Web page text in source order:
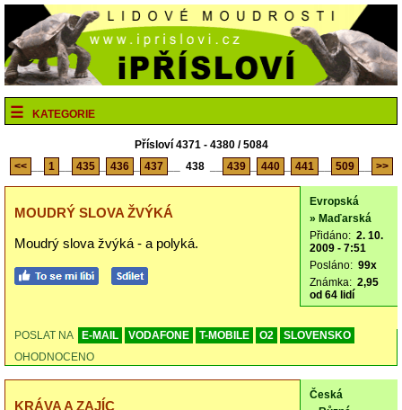
KATEGORIE
Přísloví 4371 - 4380 / 5084
<<
1 435 436 437 438 439 440 441 509 >>
MOUDRÝ SLOVA ŽVÝKÁ
Moudrý slova žvýká - a polyká.
Evropská
» Maďarská
Přidáno: 2. 10.
2009 - 7:51
Posláno: 99x
Známka: 2,95
od 64 lidí
POSLAT NA E-MAIL VODAFONE T-MOBILE O2
SLOVENSKO
OHODNOCENO
KRÁVA A ZAJÍC
Česká